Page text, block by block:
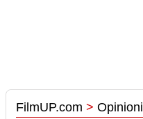
FilmUP.com > Opinioni